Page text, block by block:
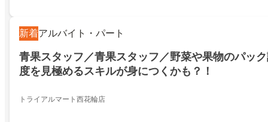
新着アルバイト・パート
青果スタッフ／青果スタッフ／野菜や果物のパッ
度を見極めるスキルが身につくかも？！
トライアルマート西花輪店